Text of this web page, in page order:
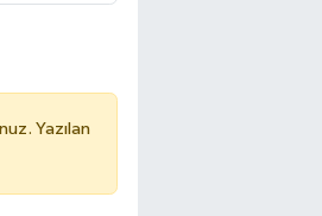
Yazılan